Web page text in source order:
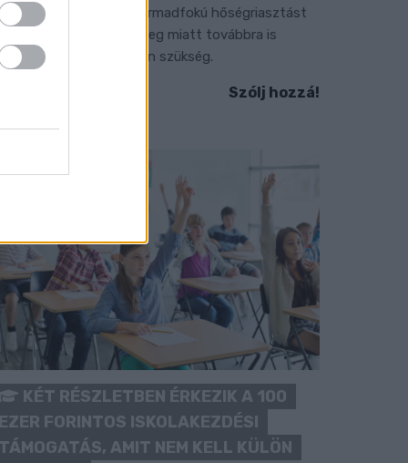
július vége óta tartó harmadfokú hőségriasztást
de a tartós meleg miatt továbbra is
óvatosságra van szükség.
Szólj hozzá!
KÉT RÉSZLETBEN ÉRKEZIK A 100
EZER FORINTOS ISKOLAKEZDÉSI
TÁMOGATÁS, AMIT NEM KELL KÜLÖN